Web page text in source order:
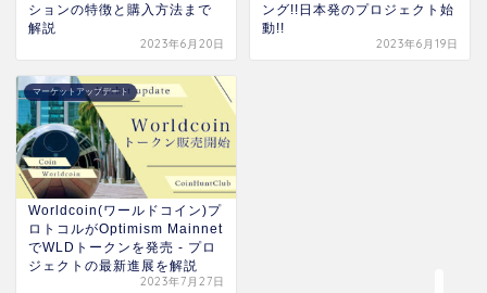
ションの特徴と購入方法まで
解説
2023年6月20日
ング!!日本発のプロジェクト始
動!!
2023年6月19日
マーケットアップデート
Worldcoin(ワールドコイン)プ
ロトコルがOptimism Mainnet
でWLDトークンを発売 - プロ
ジェクトの最新進展を解説
2023年7月27日
マーケットアップデート